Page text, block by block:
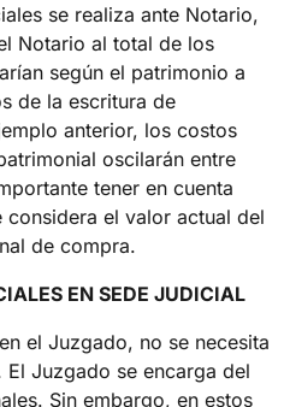
se realiza ante Notario,
Notario al total de los
según el patrimonio a
de la escritura de
anterior, los costos
oscilarán entre
tener en cuenta
el valor actual del
de compra.
EN SEDE JUDICIAL
el Juzgado, no se necesita
Juzgado se encarga del
Sin embargo, en estos